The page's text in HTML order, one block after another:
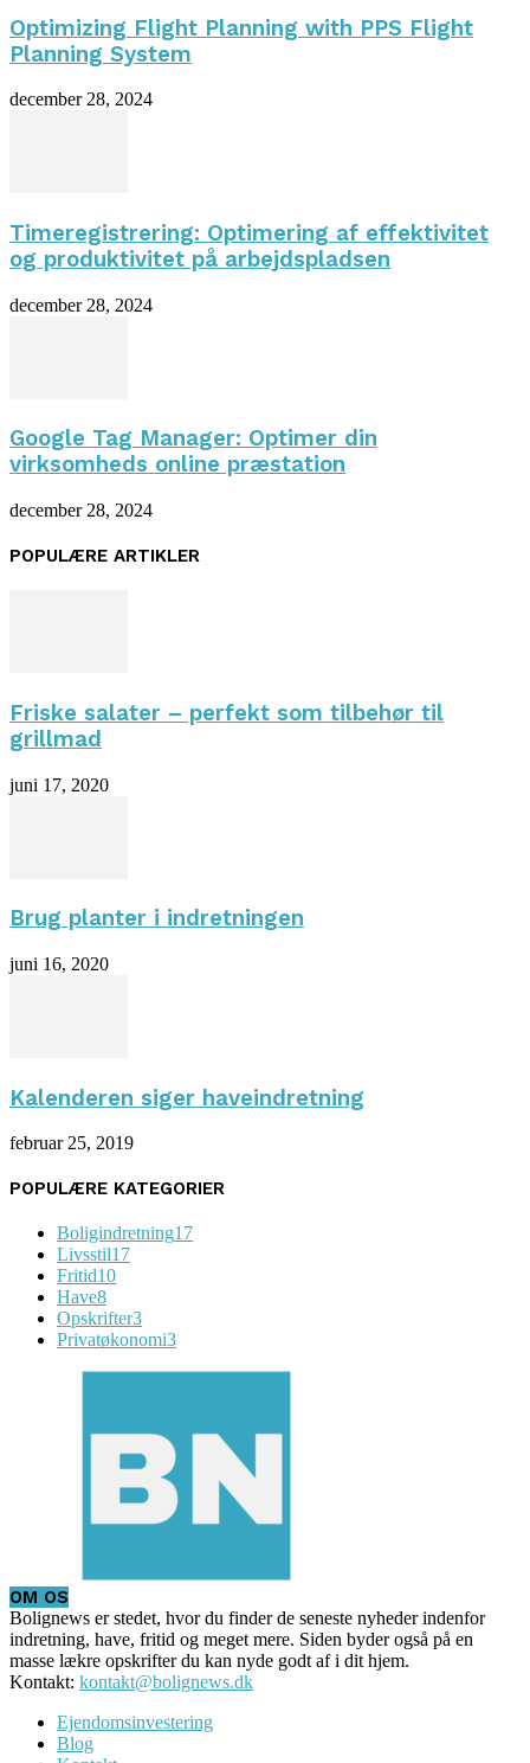
Optimizing Flight Planning with PPS Flight
Planning System
december 28, 2024
Timeregistrering: Optimering af effektivitet
og produktivitet på arbejdspladsen
december 28, 2024
Google Tag Manager: Optimer din
virksomheds online præstation
december 28, 2024
POPULÆRE ARTIKLER
Friske salater – perfekt som tilbehør til
grillmad
juni 17, 2020
Brug planter i indretningen
juni 16, 2020
Kalenderen siger haveindretning
februar 25, 2019
POPULÆRE KATEGORIER
Boligindretning17
Livsstil17
Fritid10
Have8
Opskrifter3
Privatøkonomi3
OM OS
Bolignews er stedet, hvor du finder de seneste nyheder indenfor
indretning, have, fritid og meget mere. Siden byder også på en
masse lækre opskrifter du kan nyde godt af i dit hjem.
Kontakt: kontakt@bolignews.dk
Ejendomsinvestering
Blog